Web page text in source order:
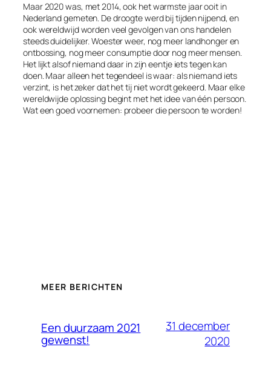
Maar 2020 was, met 2014, ook het warmste jaar ooit in
Nederland gemeten. De droogte werd bij tijden nijpend, en
ook wereldwijd worden veel gevolgen van ons handelen
steeds duidelijker. Woester weer, nog meer landhonger en
ontbossing, nog meer consumptie door nog meer mensen.
Het lijkt alsof niemand daar in zijn eentje iets tegen kan
doen. Maar alleen het tegendeel is waar: als niemand iets
verzint, is het zeker dat het tij niet wordt gekeerd. Maar elke
wereldwijde oplossing begint met het idee van één persoon.
Wat een goed voornemen: probeer die persoon te worden!
MEER BERICHTEN
Een duurzaam 2021
gewenst!
31 december
2020